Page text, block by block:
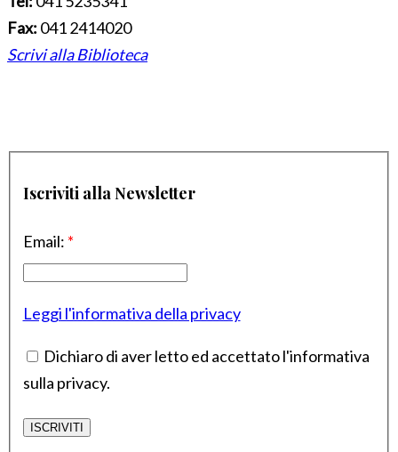
Fax: 041 2414020
Scrivi alla Biblioteca
Iscriviti alla Newsletter
Email: *
Leggi l'informativa della privacy
Dichiaro di aver letto ed accettato l'informativa
sulla privacy.